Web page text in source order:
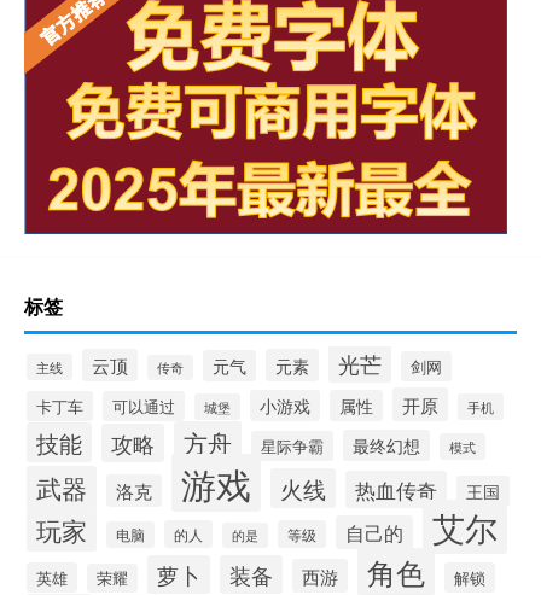
标签
主线 云顶 传奇 元气 元素 光芒
剑网
卡丁车
可以通过 城堡 小游戏 属性 开原 手机
技能 攻略 方舟 星际争霸 最终幻想 模式
武器 洛克 游戏 火线 热血传奇 王国
玩家 电脑 的人 的是 等级 自己的 艾尔
英雄 荣耀 萝卜 装备 西游 角色 解锁